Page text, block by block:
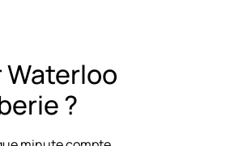
Waterloo
?